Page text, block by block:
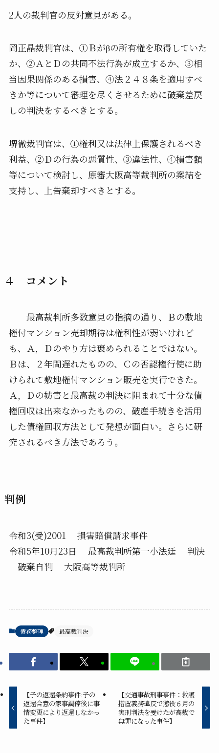
2人の裁判官の反対意見がある。
岡正晶裁判官は、①Ｂがβの所有権を取得していた
か、②ＡとＤの共同不法行為が成立するか、③相
当因果関係のある損害、④法２４８条を適用すべ
きか等について審理を尽くさせるために破棄差戻
しの判決をするべきとする。
堺徹裁判官は、①権利又は法律上保護されるべき
利益、②Ｄの行為の悪質性、③違法性、④損害額
等について検討し、原審大阪高等裁判所の案結を
支持し、上告棄却すべきとする。
４ コメント
最高裁判所多数意見の指摘の通り、Ｂの敷地
権付マンション売却期待は権利性が弱いけれど
も、Ａ，Ｄのやり方は褒められることではない。
Ｂは、２年間遅れたものの、Ｃの否認権行使に助
けられて敷地権付マンション販売を実行できた。
Ａ，Ｄの妨害と最高裁の判決に阻まれて十分な債
権回収は出来なかったものの、破産手続きを活用
した債権回収方法として発想が面白い。さらに研
究されるべき方法であろう。
判例
令和3(受)2001 損害賠償請求事件
令和5年10月23日 最高裁判所第一小法廷 判決
破棄自判 大阪高等裁判所
債務整理 最高裁判決
【子の返還条約事件:子の
返還合意の家事調停後に事
情変更により返還しなかっ
た事件】
【交通事故刑事事件：救護
措置義務違反で懲役６月の
実刑判決を受けたが高裁で
無罪になった事件】